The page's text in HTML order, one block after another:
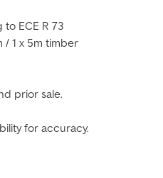
ECE R 73
/ 1 x 5m timber
prior sale.
for accuracy.